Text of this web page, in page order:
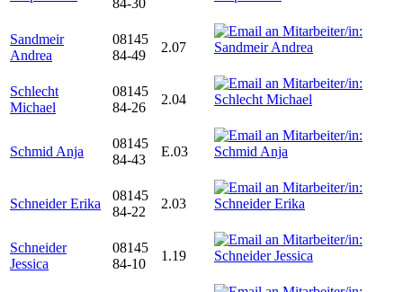
84-30
Sandmeir
Andrea
08145
84-49
2.07
Schlecht
Michael
08145
84-26
2.04
Schmid Anja
08145
84-43
E.03
Schneider Erika
08145
84-22
2.03
Schneider
Jessica
08145
84-10
1.19